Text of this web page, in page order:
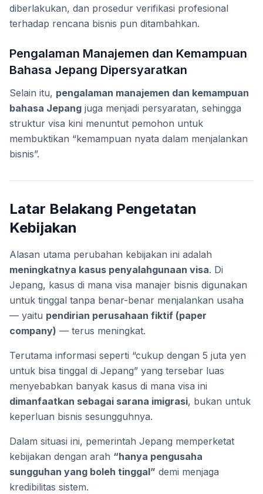
diberlakukan, dan prosedur verifikasi profesional
terhadap rencana bisnis pun ditambahkan.
Pengalaman Manajemen dan Kemampuan
Bahasa Jepang Dipersyaratkan
Selain itu, pengalaman manajemen dan kemampuan
bahasa Jepang juga menjadi persyaratan, sehingga
struktur visa kini menuntut pemohon untuk
membuktikan “kemampuan nyata dalam menjalankan
bisnis”.
Latar Belakang Pengetatan
Kebijakan
Alasan utama perubahan kebijakan ini adalah
meningkatnya kasus penyalahgunaan visa. Di
Jepang, kasus di mana visa manajer bisnis digunakan
untuk tinggal tanpa benar-benar menjalankan usaha
— yaitu pendirian perusahaan fiktif (paper
company) — terus meningkat.
Terutama informasi seperti “cukup dengan 5 juta yen
untuk bisa tinggal di Jepang” yang tersebar luas
menyebabkan banyak kasus di mana visa ini
dimanfaatkan sebagai sarana imigrasi, bukan untuk
keperluan bisnis sesungguhnya.
Dalam situasi ini, pemerintah Jepang memperketat
kebijakan dengan arah “hanya pengusaha
sungguhan yang boleh tinggal” demi menjaga
kredibilitas sistem.